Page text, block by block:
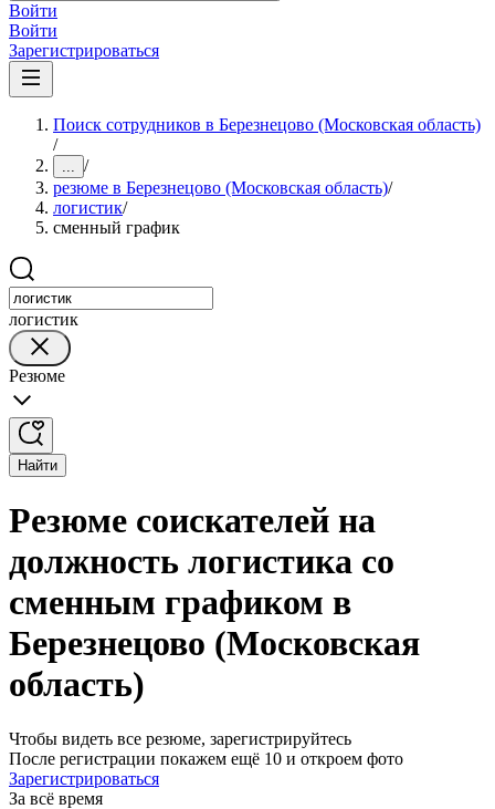
Войти
Войти
Зарегистрироваться
Поиск сотрудников в Березнецово (Московская область)
/
... /
резюме в Березнецово (Московская область)/
логистик/
сменный график
логистик
Резюме
Найти
Резюме соискателей на
должность логистика со
сменным графиком в
Березнецово (Московская
область)
Чтобы видеть все резюме, зарегистрируйтесь
После регистрации покажем ещё 10 и откроем фото
Зарегистрироваться
За всё время